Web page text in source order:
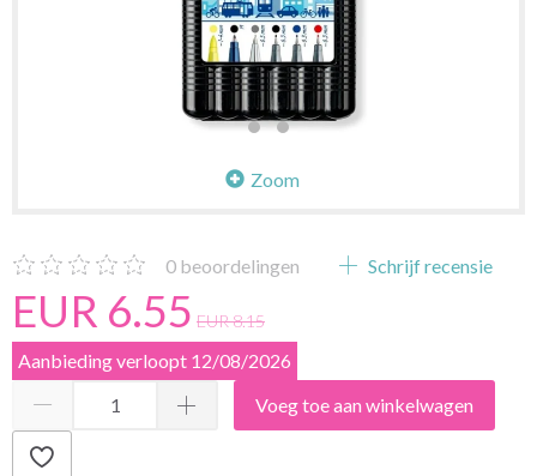
Zoom
0 beoordelingen Schrijf recensie
EUR 6.55 EUR 8.15
Aanbieding verloopt 12/08/2026
Voeg toe aan winkelwagen